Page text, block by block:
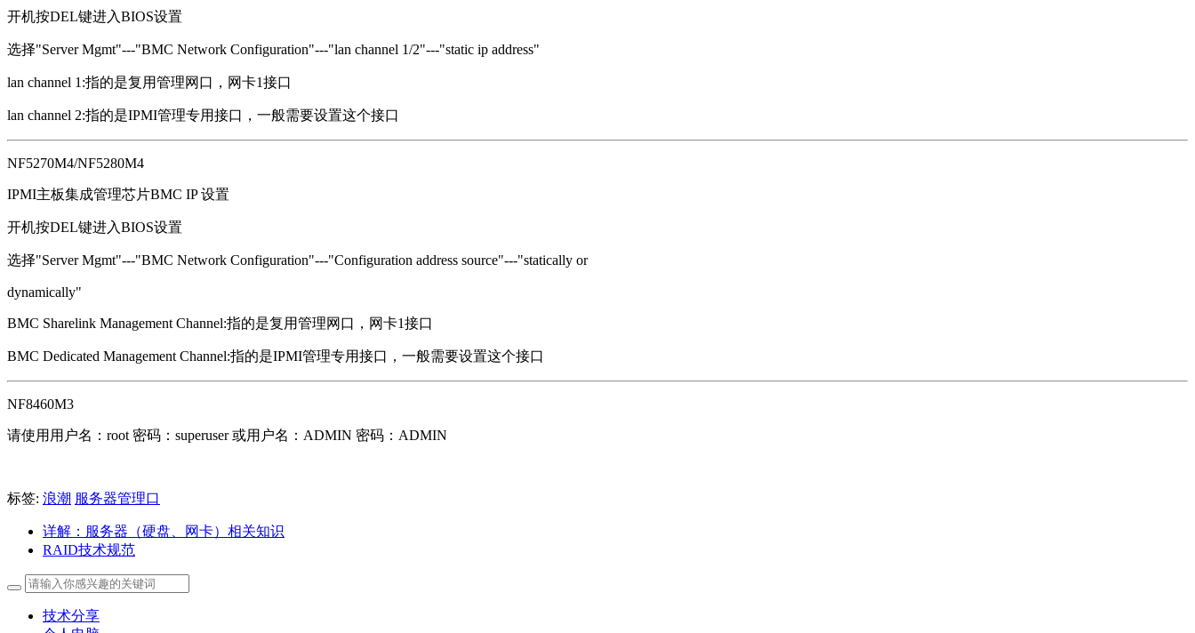
开机按DEL键进入BIOS设置
选择"Server Mgmt"---"BMC Network Configuration"---"lan channel 1/2"---"static ip address"
lan channel 1:指的是复用管理网口，网卡1接口
lan channel 2:指的是IPMI管理专用接口，一般需要设置这个接口
NF5270M4/NF5280M4
IPMI主板集成管理芯片BMC IP 设置
开机按DEL键进入BIOS设置
选择"Server Mgmt"---"BMC Network Configuration"---"Configuration address source"---"statically or
dynamically"
BMC Sharelink Management Channel:指的是复用管理网口，网卡1接口
BMC Dedicated Management Channel:指的是IPMI管理专用接口，一般需要设置这个接口
NF8460M3
请使用用户名：root 密码：superuser 或用户名：ADMIN 密码：ADMIN
标签: 浪潮 服务器管理口
详解：服务器（硬盘、网卡）相关知识
RAID技术规范
技术分享